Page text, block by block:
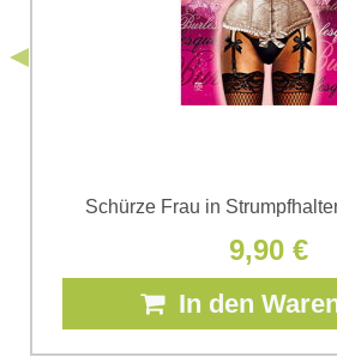
Schürze Frau in
9,90 €
In den